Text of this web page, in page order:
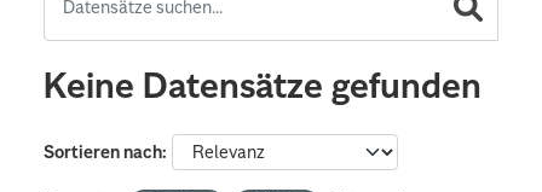
Keine Datensätze gefunden
Sortieren nach